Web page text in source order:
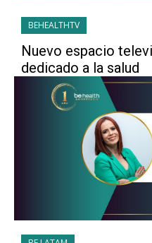
BEHEALTHTV
Nuevo espacio
dedicado a la salud